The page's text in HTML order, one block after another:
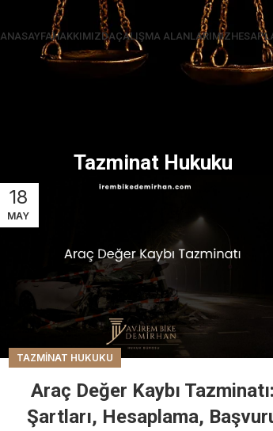
ANASAYFAHAKKIMIZDAÇALIŞMA ALANLARIMIZ
Tazminat Hukuku
18
MAY
TAZMINAT HUKUKU
Araç Değer Kaybı Tazminatı:
Şartları, Hesaplama,